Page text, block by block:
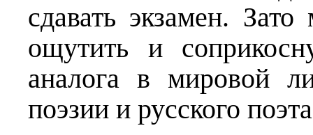
сдавать экзамен.
ощутить и
аналога в мировой
поэзии и русского